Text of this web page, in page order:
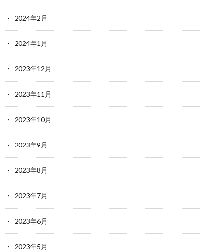
2024年2月
2024年1月
2023年12月
2023年11月
2023年10月
2023年9月
2023年8月
2023年7月
2023年6月
2023年5月